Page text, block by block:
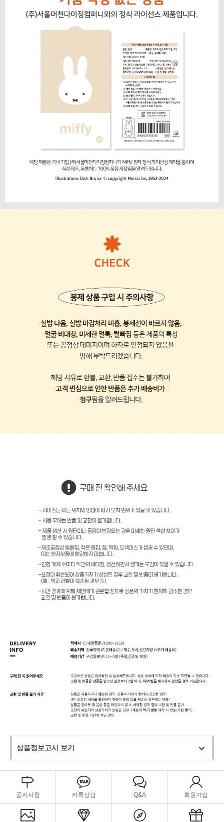
상품정보고시 보기
공지사항 카톡상담 Q&A 회원가입